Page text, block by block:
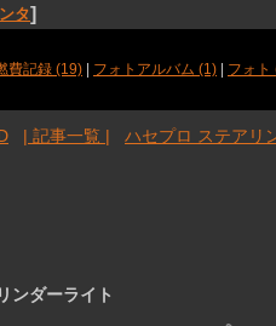
タ]
費記録 (19) フォトアルバム (1) フォト
| 記事一覧 | ハセプロ ステアリ
ンダーライト